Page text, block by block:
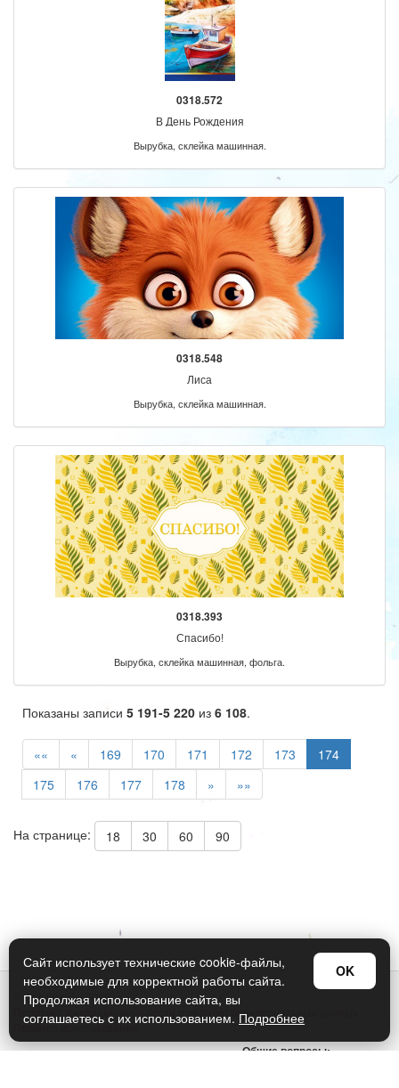
0318.572
В День Рождения
Вырубка, склейка машинная.
0318.548
Лиса
Вырубка, склейка машинная.
0318.393
Спасибо!
Вырубка, склейка машинная, фольга.
Показаны записи 5 191-5 220 из 6 108.
«« « 169 170 171 172 173
174
175
176 177 178 » »»
На странице: 18 30 60 90
© Арт Дизайн 2026
Политика конфиденциальности и обработки персональных данных
Правила использования
Общие вопросы:
Сайт использует технические cookie-файлы,
необходимые для корректной работы сайта.
Продолжая использование сайта, вы
соглашаетесь с их использованием. Подробнее
OK